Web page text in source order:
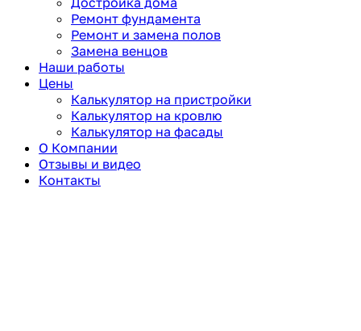
Ремонт фундамента
Ремонт и замена полов
Замена венцов
Наши работы
Цены
Калькулятор на пристройки
Калькулятор на кровлю
Калькулятор на фасады
О Компании
Отзывы и видео
Контакты